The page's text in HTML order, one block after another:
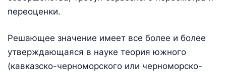
переоценки.
Решающее значение имеет все более и более
утверждающаяся в науке теория южного
(кавказско-черноморского или черноморско-